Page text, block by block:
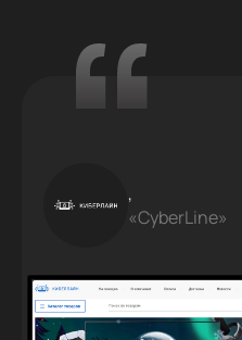
,
«CyberLine»